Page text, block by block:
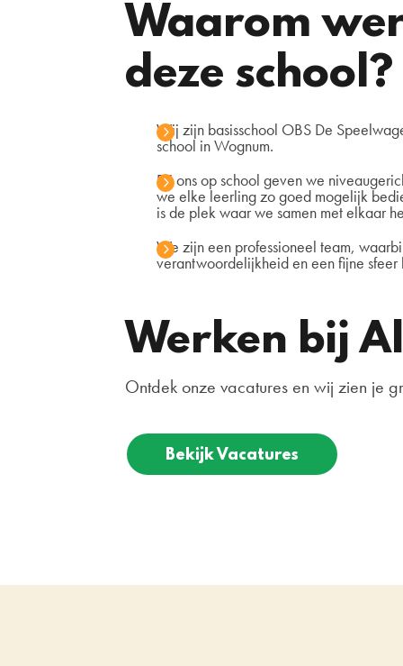
Waarom
deze school?
Wij zijn basisschool OBS De
school in Wognum.
Bij ons op school geven we
we elke leerling zo goed mogelijk
is de plek waar we samen met elkaar
We zijn een professioneel team,
verantwoordelijkheid en een fijne sfeer
Werken bij
Ontdek onze vacatures en wij zien je
Bekijk Vacatures